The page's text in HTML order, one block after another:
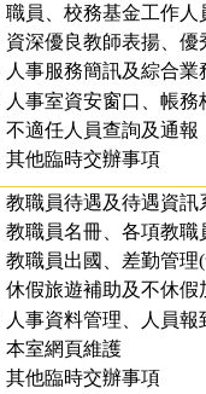
職員、校務基金工作人
資深優良教師表揚、
人事服務簡訊及綜合業
人事室資安窗口、帳務
不適任人員查詢及通報
其他臨時交辦事項
教職員待遇及待遇資訊
教職員名冊、各項教
教職員出國、差勤管理
休假旅遊補助及不休假
人事資料管理、人員報
本室網頁維護
其他臨時交辦事項